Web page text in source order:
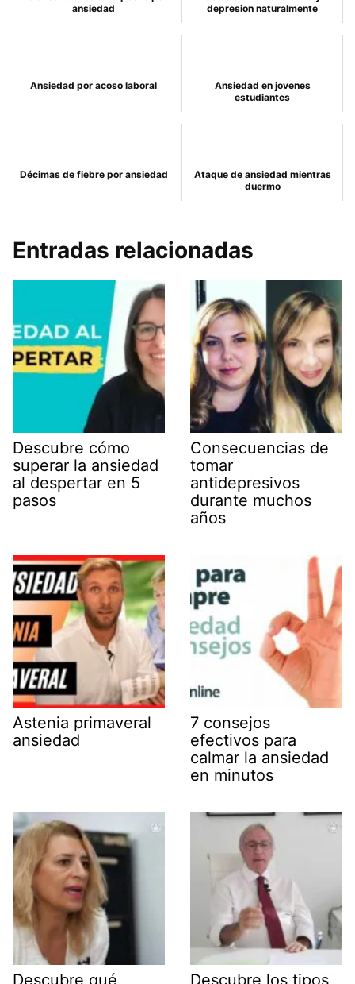
ansiedad
depresion naturalmente
Ansiedad por acoso laboral
Ansiedad en jovenes
estudiantes
Décimas de fiebre por ansiedad
Ataque de ansiedad mientras
duermo
Entradas relacionadas
Descubre cómo
superar la ansiedad
al despertar en 5
pasos
Consecuencias de
tomar
antidepresivos
durante muchos
años
Astenia primaveral
ansiedad
7 consejos
efectivos para
calmar la ansiedad
en minutos
Descubre qué Descubre los tipos